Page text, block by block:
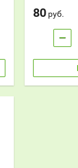
80 руб.
−